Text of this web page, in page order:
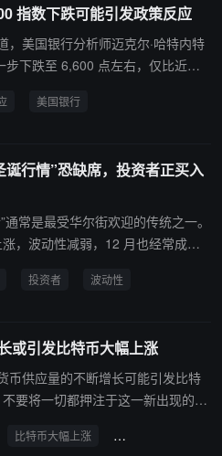
指数下跌可能引发政策反应
美国银行分析师迈克尔·哈特内特
下跌至 6,600 点左右，仅比近期
美国银行
行情”恐缺席，投资者正买入
常是最受华尔街欢迎的传统之一。
，波动性减弱，12 月也经常成为
权市场的看跌情绪有所增加，投
（Omar Aguilar）也看到了表面之
宏观数据到来的方式并不平衡，并
投资者 波动性
或引发比特币大幅上涨
币供应量的不断增长可能引发比特
要将一切都押注于这一新出现的信
押注于快速调整的市场，但我们
比特币大幅上涨 加密货币交易平台